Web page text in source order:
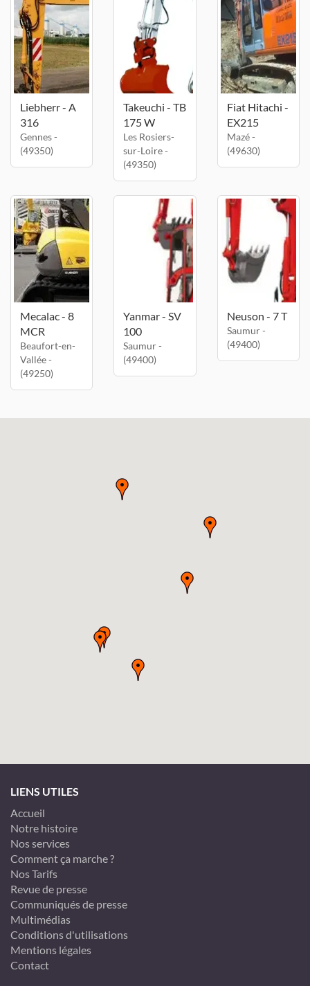
Liebherr - A
316
Gennes -
(49350)
Takeuchi - TB
175 W
Les Rosiers-
sur-Loire -
(49350)
Fiat Hitachi -
EX215
Mazé -
(49630)
Mecalac - 8
MCR
Beaufort-en-
Vallée -
(49250)
Yanmar - SV
100
Saumur -
(49400)
Neuson - 7 T
Saumur -
(49400)
LIENS UTILES
Accueil
Notre histoire
Nos services
Comment ça marche ?
Nos Tarifs
Revue de presse
Communiqués de presse
Multimédias
Conditions d'utilisations
Mentions légales
Contact